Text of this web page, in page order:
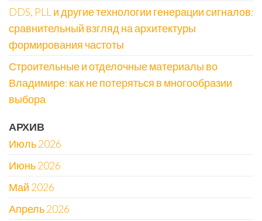
DDS, PLL и другие технологии генерации сигналов:
сравнительный взгляд на архитектуры
формирования частоты
Строительные и отделочные материалы во
Владимире: как не потеряться в многообразии
выбора
АРХИВ
Июль 2026
Июнь 2026
Май 2026
Апрель 2026